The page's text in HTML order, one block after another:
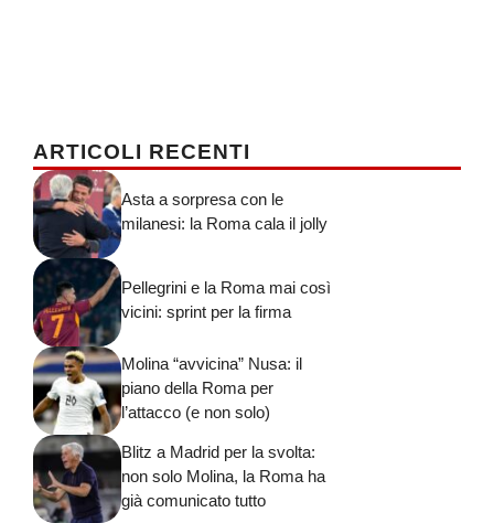
ARTICOLI RECENTI
Asta a sorpresa con le
milanesi: la Roma cala il jolly
Pellegrini e la Roma mai così
vicini: sprint per la firma
Molina “avvicina” Nusa: il
piano della Roma per
l’attacco (e non solo)
Blitz a Madrid per la svolta:
non solo Molina, la Roma ha
già comunicato tutto